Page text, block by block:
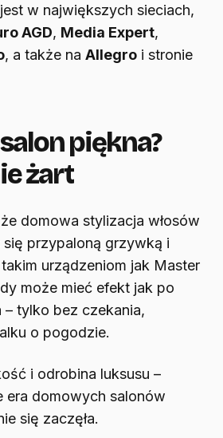
w największych sieciach,
AGD, Media Expert,
, a także na Allegro i stronie
piękna?
żart
domowa stylizacja włosów
przypaloną grzywką i
urządzeniom jak Master
może mieć efekt jak po
tylko bez czekania,
o pogodzie.
i odrobina luksusu –
era domowych salonów
się zaczęła.